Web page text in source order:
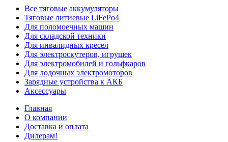
Все тяговые аккумуляторы
Тяговые литиевые LiFePo4
Для поломоечных машин
Для складской техники
Для инвалидных кресел
Для электроскутеров, игрушек
Для электромобилей и гольфкаров
Для лодочных электромоторов
Зарядные устройства к АКБ
Аксессуары
Главная
О компании
Доставка и оплата
Дилерам!